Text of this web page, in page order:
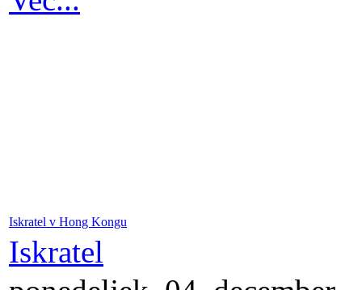
Iskratel v Hong Kongu
Iskratel